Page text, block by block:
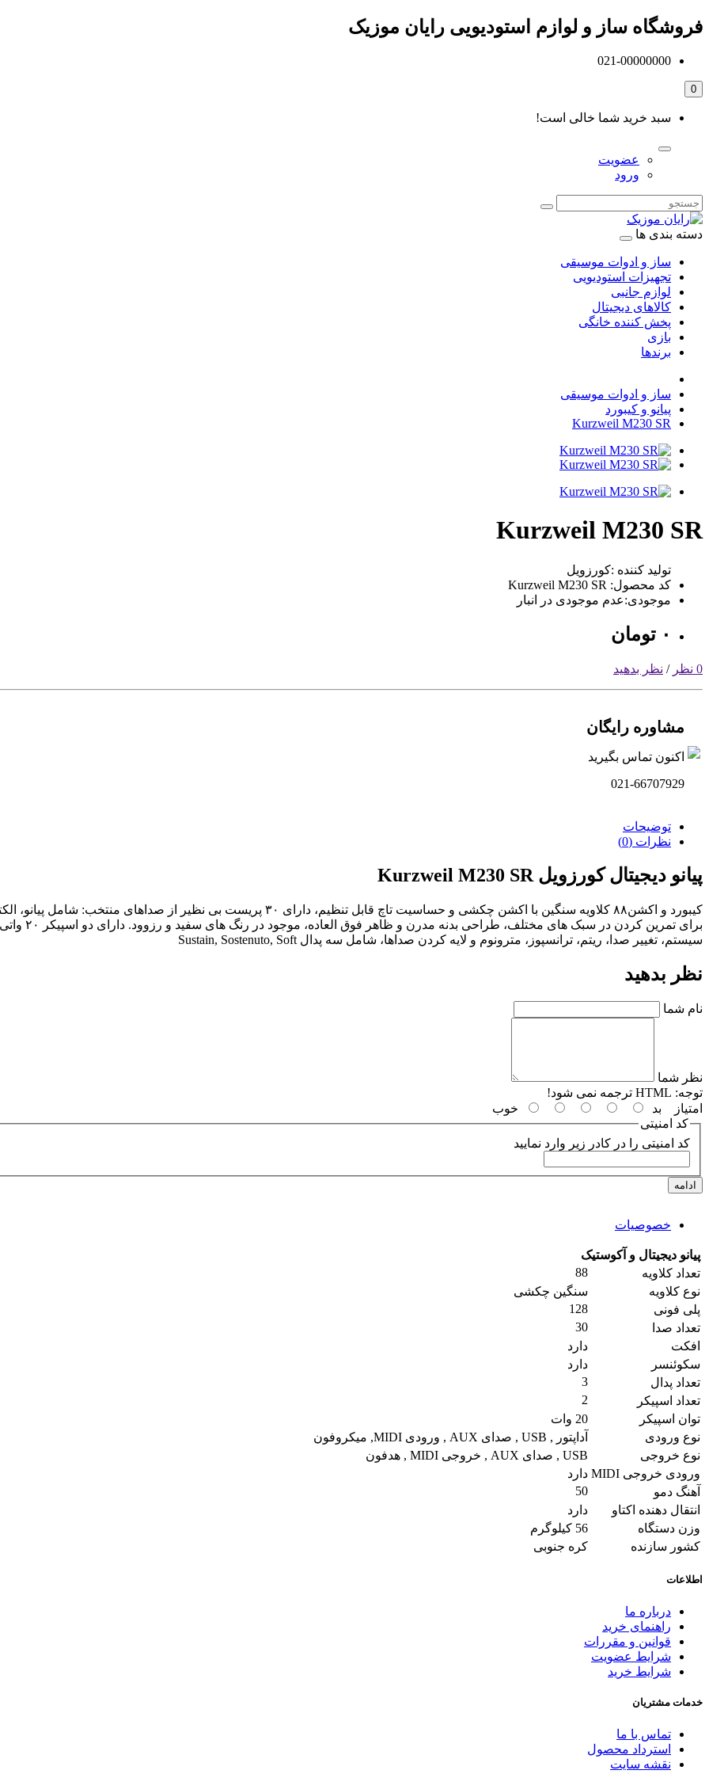
فروشگاه ساز و لوازم استودیویی رایان موزیک
021-00000000
0
سبد خرید شما خالی است!
عضویت
ورود
دسته بندی ها
ساز و ادوات موسیقی
تجهیزات استودیویی
لوازم جانبی
کالاهای دیجیتال
پخش کننده خانگی
بازی
برندها
ساز و ادوات موسیقی
پیانو و کیبورد
Kurzweil M230 SR
Kurzweil M230 SR
تولید کننده :کورزویل
کد محصول: Kurzweil M230 SR
موجودی:عدم موجودی در انبار
٠ تومان
0 نظر / نظر بدهید
مشاوره رایگان
اکنون تماس بگیرید
021-66707929
توضیحات
نظرات (0)
پیانو دیجیتال کورزویل Kurzweil M230 SR
برای
سیستم، تغییر صدا، ریتم، ترانسپوز، مترونوم و لایه کردن صداها، شامل سه پدال Sustain, Sostenuto, Soft
نظر بدهید
نام شما
نظر شما
توجه:
امتیاز
بد
خوب
کد امنیتی
کد امنیتی را در کادر زیر وارد نمایید
ادامه
خصوصیات
پیانو دیجیتال و آکوستیک
تعداد کلاویه
88
نوع کلاویه
سنگین چکشی
پلی فونی
128
تعداد صدا
30
افکت
دارد
سکوئنسر
دارد
تعداد پدال
3
تعداد اسپیکر
2
توان اسپیکر
20 وات
نوع ورودی
آداپتور , USB , صدای AUX , ورودی MIDI, میکروفون
نوع خروجی
USB , صدای AUX , خروجی MIDI , هدفون
ورودی خروجی MIDI
دارد
آهنگ دمو
50
انتقال دهنده اکتاو
دارد
وزن دستگاه
56 کیلوگرم
کشور سازنده
کره جنوبی
اطلاعات
درباره ما
راهنمای خرید
قوانین و مقررات
شرایط عضویت
شرایط خرید
خدمات مشتریان
تماس با ما
استرداد محصول
نقشه سایت